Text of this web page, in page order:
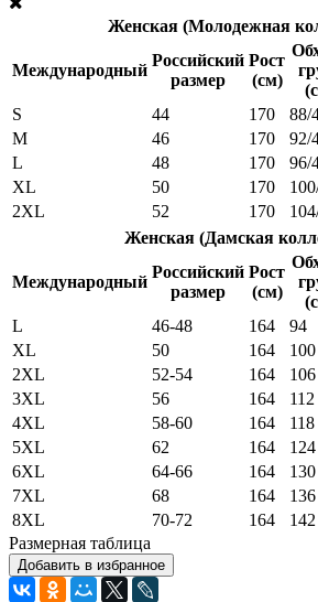
Женская (Молодежная
Международный
Российский
размер
Рост
(см)
S
44 170 88/
M
46 170 92/
L
48 170 96/
XL
50 170
2XL
52 170
Женская (Дамская
Международный
Российский
размер
Рост
(см)
L
46-48 164 94
XL
50 164 100
2XL
52-54 164 106
3XL
56 164 112
4XL
58-60 164 118
5XL
62 164 124
6XL
64-66 164 130
7XL
68 164 136
8XL
70-72 164 142
Размерная таблица
Добавить в избранное